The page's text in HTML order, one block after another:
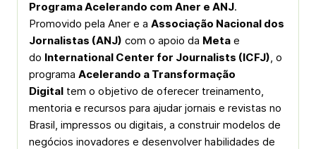
Programa Acelerando com Aner e ANJ.
Promovido pela Aner e a Associação Nacional dos
Jornalistas (ANJ) com o apoio da Meta e
do International Center for Journalists (ICFJ), o
programa Acelerando a Transformação
Digital tem o objetivo de oferecer treinamento,
mentoria e recursos para ajudar jornais e revistas no
Brasil, impressos ou digitais, a construir modelos de
negócios inovadores e desenvolver habilidades de